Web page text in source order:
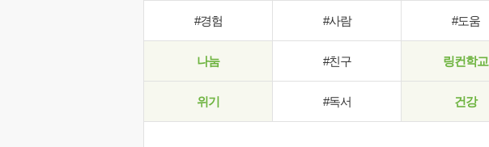
#경험 #사람 #도움
나눔 #친구 링컨학교
위기 #독서 건강